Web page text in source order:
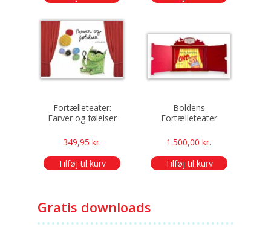
Fortælleteater:
Farver og følelser
349,95kr.
Tilføj til kurv
Boldens
Fortælleteater
1.500,00kr.
Tilføj til kurv
Gratis downloads